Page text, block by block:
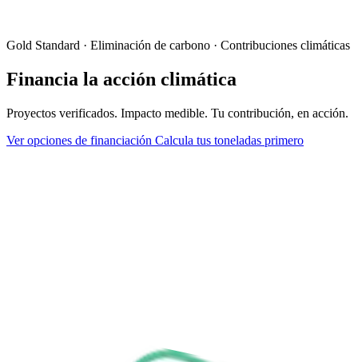
Gold Standard · Eliminación de carbono · Contribuciones climáticas
Financia la acción climática
Proyectos verificados. Impacto medible. Tu contribución, en acción.
Ver opciones de financiación Calcula tus toneladas primero